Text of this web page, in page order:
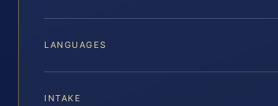
LANGUAGES
INTAKE